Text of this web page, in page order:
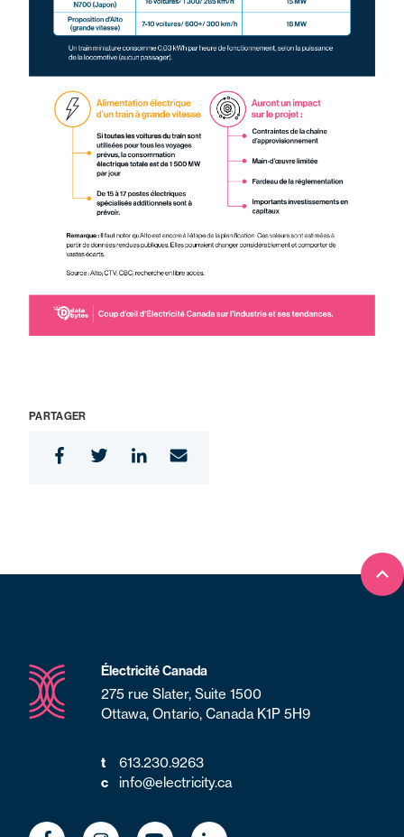
PARTAGER
Électricité Canada
275 rue Slater, Suite 1500
Ottawa, Ontario, Canada K1P 5H9
t
613.230.9263
c
info@electricity.ca